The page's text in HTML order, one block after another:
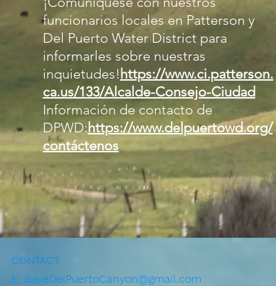
funcionarios locales en Patterson y
Del Puerto Water District para
informarles sobre nuestras
inquietudes!https://www.ci.patterson.
ca.us/133/Alcalde-Consejo-Ciudad
Información de contacto de
DPWD:https://www.delpuertowd.org/
contáctenos
CONTACT
E: SaveDelPuertoCanyon@gmail.com